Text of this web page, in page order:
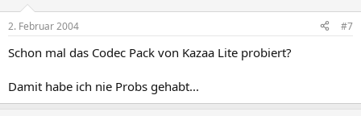
2. Februar 2004 #7
Schon mal das Codec Pack von Kazaa Lite probiert?
Damit habe ich nie Probs gehabt...